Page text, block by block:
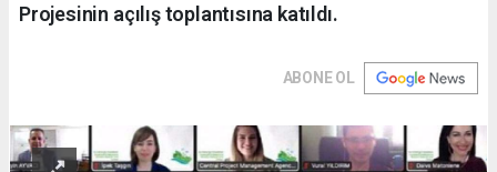
Projesinin açılış toplantısına katıldı.
ABONE OL